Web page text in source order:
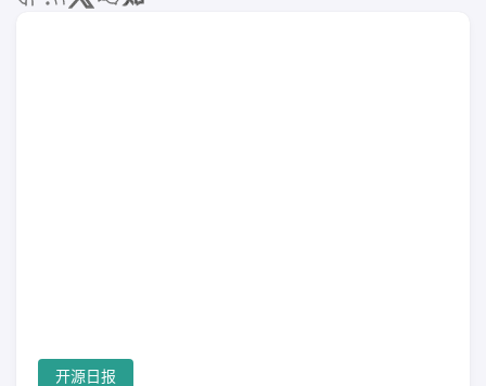
开源日报